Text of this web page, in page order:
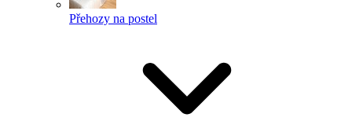
Přehozy na postel